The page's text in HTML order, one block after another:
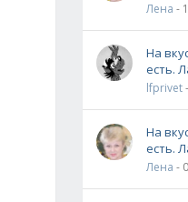
Лена -
На
есть.
lfprivet
На
есть.
Лена -